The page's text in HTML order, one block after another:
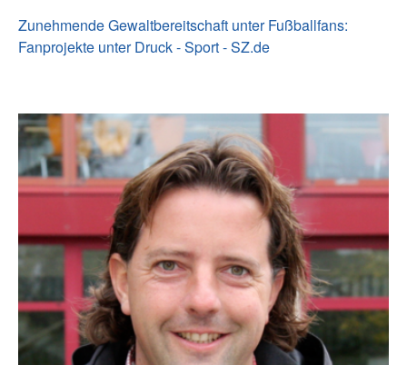
Zunehmende Gewaltbereitschaft unter Fußballfans:
Fanprojekte unter Druck - Sport - SZ.de